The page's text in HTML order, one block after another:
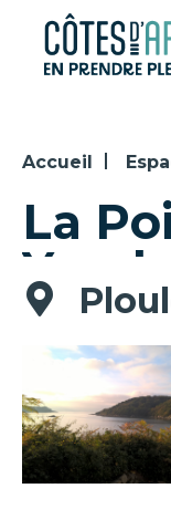
Panneau de
Accueil
La